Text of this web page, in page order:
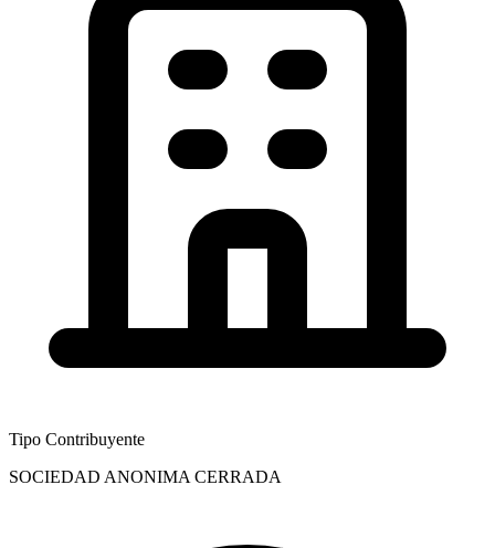
Tipo Contribuyente
SOCIEDAD ANONIMA CERRADA